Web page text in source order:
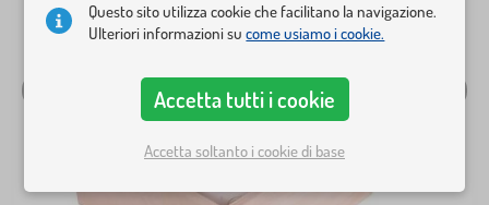
Questo sito utilizza cookie che facilitano la navigazione.
Ulteriori informazioni sucome usiamo i cookie.
Accetta tutti i cookie
Accetta soltanto i cookie di base